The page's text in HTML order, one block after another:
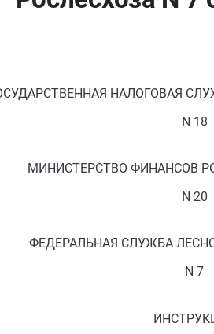
НАЛОГОВАЯ
N 18
МИНИСТЕРСТВО ФИНАНСОВ
N 20
ФЕДЕРАЛЬНАЯ СЛУЖБА
N 7